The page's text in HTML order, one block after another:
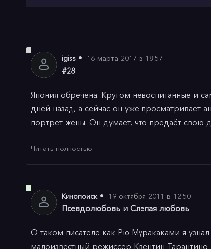
igiss • 16 марта 2017 в 18:57
#28
Япония обречена. Кругом невоспитанные и
дней назад, а сейчас он уже просматривает
портрет жены. Он думает, что предаёт свою
Аояму (роль исполняет Рё Исибаси)
себя как добродетельный бизнесмен и
обученные, добродетельные и красивые —
последствиями. Асами Ямадзаки в
лишила Аояму душевного покоя.
Читать полностью
Кинопоиск• 19 октября 2011 в 12:50
Псевдолюбовь и Слепая любовь
О таком писателе как Рю Муракаками я
малоизвестный режиссер Квентин